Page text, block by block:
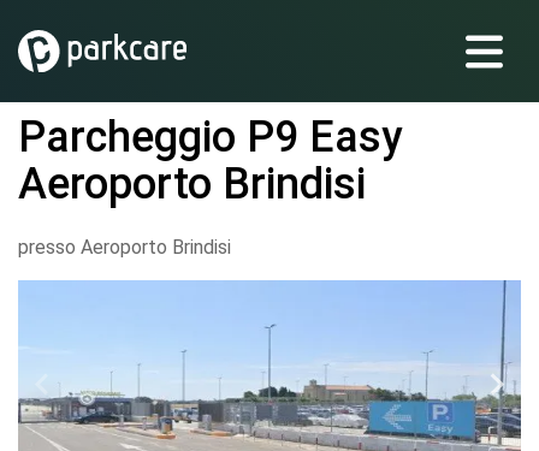
Parcheggio P9 Easy
Aeroporto Brindisi
presso Aeroporto Brindisi